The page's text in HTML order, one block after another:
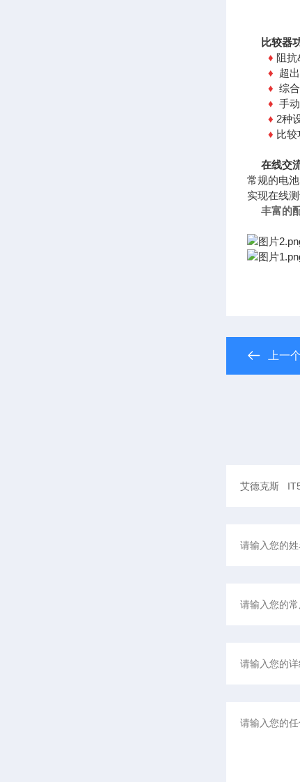
比较器
♦ 阻抗
♦ 超
♦ 综
♦ 手
♦ 2种
♦ 比
在线交
常规的电
实现在线
丰富的
上一